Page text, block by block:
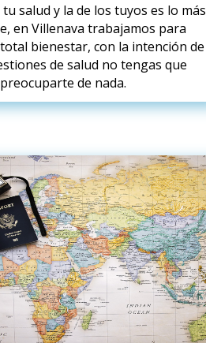
salud y la de los tuyos es lo más
en Villenava trabajamos para
bienestar, con la intención de
de salud no tengas que
preocuparte de nada.